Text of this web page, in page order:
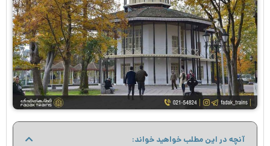
آنچه در این مطلب خواهید خواند: